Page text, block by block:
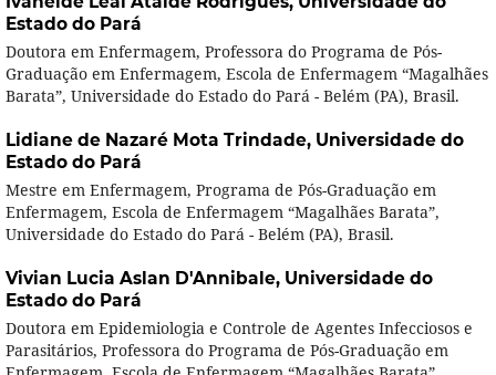
Estado do Pará
Doutora em Enfermagem, Professora do Programa de Pós-
Graduação em Enfermagem, Escola de Enfermagem “Magalhães
Barata”, Universidade do Estado do Pará - Belém (PA), Brasil.
Lidiane de Nazaré Mota Trindade, Universidade do
Estado do Pará
Mestre em Enfermagem, Programa de Pós-Graduação em
Enfermagem, Escola de Enfermagem “Magalhães Barata”,
Universidade do Estado do Pará - Belém (PA), Brasil.
Vivian Lucia Aslan D'Annibale, Universidade do
Estado do Pará
Doutora em Epidemiologia e Controle de Agentes Infecciosos e
Parasitários, Professora do Programa de Pós-Graduação em